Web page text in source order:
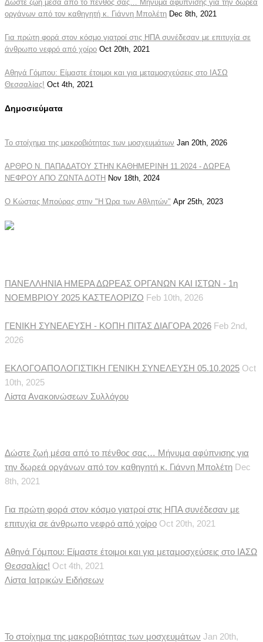
Δώστε ζωή μέσα από το πένθος σας… Μήνυμα αφύπνισης για την δωρεά
οργάνων από τον καθηγητή κ. Γιάννη Μπολέτη Dec 8th, 2021
Για πρώτη φορά στον κόσμο γιατροί στις ΗΠΑ συνέδεσαν με επιτυχία σε
άνθρωπο νεφρό από χοίρο Oct 20th, 2021
Αθηνά Γόμπου: Είμαστε έτοιμοι και για μεταμοσχεύσεις στο ΙΑΣΩ
Θεσσαλίας! Oct 4th, 2021
Δημοσιεύματα
Το στοίχημα της μακροβιότητας των μοσχευμάτων Jan 20th, 2026
ΑΡΘΡΟ Ν. ΠΑΠΑΔΑΤΟΥ ΣΤΗΝ ΚΑΘΗΜΕΡΙΝΗ 11.2024 - ΔΩΡΕΑ
ΝΕΦΡΟΥ ΑΠΟ ΖΩΝΤΑ ΔΟΤΗ Nov 18th, 2024
Ο Κώστας Μπούρας στην "Η Ώρα των Αθλητών" Apr 25th, 2023
ΠΑΝΕΛΛΗΝΙΑ ΗΜΕΡΑ ΔΩΡΕΑΣ ΟΡΓΑΝΩΝ ΚΑΙ ΙΣΤΩΝ - 1η
ΝΟΕΜΒΡΙΟΥ 2025 ΚΑΣΤΕΛΟΡΙΖΟ Feb 10th, 2026
ΓΕΝΙΚΗ ΣΥΝΕΛΕΥΣΗ - ΚΟΠΗ ΠΙΤΑΣ ΔΙΑΓΟΡΑ 2026 Feb 2nd,
2026
ΕΚΛΟΓΟΑΠΟΛΟΓΙΣΤΙΚΗ ΓΕΝΙΚΗ ΣΥΝΕΛΕΥΣΗ 05.10.2025 Oct
10th, 2025
Λίστα Ανακοινώσεων Συλλόγου
Δώστε ζωή μέσα από το πένθος σας… Μήνυμα αφύπνισης για
την δωρεά οργάνων από τον καθηγητή κ. Γιάννη Μπολέτη Dec
8th, 2021
Για πρώτη φορά στον κόσμο γιατροί στις ΗΠΑ συνέδεσαν με
επιτυχία σε άνθρωπο νεφρό από χοίρο Oct 20th, 2021
Αθηνά Γόμπου: Είμαστε έτοιμοι και για μεταμοσχεύσεις στο ΙΑΣΩ
Θεσσαλίας! Oct 4th, 2021
Λίστα Ιατρικών Ειδήσεων
Το στοίχημα της μακροβιότητας των μοσχευμάτων Jan 20th,